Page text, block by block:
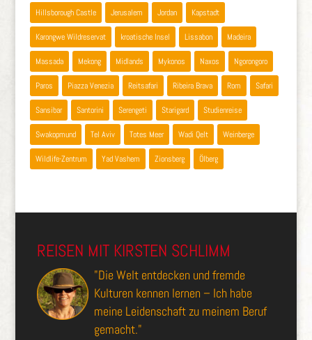
Hillsborough Castle Jerusalem Jordan Kapstadt
Karongwe Wildreservat kroatische Insel Lissabon Madeira
Massada Mekong Midlands Mykonos Naxos Ngorongoro
Paros Piazza Venezia Reitsafari Ribeira Brava Rom Safari
Sansibar Santorini Serengeti Starigard Studienreise
Swakopmund Tel Aviv Totes Meer Wadi Qelt Weinberge
Wildlife-Zentrum Yad Vashem Zionsberg Ölberg
REISEN MIT KIRSTEN SCHLIMM
"Die Welt entdecken und fremde
Kulturen kennen lernen – Ich habe
meine Leidenschaft zu meinem Beruf
gemacht."